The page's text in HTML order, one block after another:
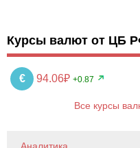
Курсы валют от ЦБ
€ 94.06₽ +0.87
Все курсы
Аналитика